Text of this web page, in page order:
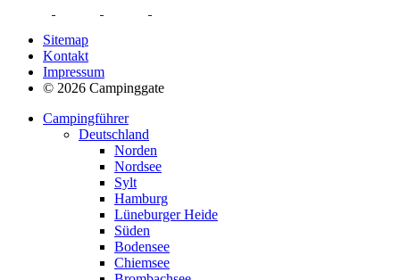
Sitemap
Kontakt
Impressum
© 2026 Campinggate
Campingführer
Deutschland
Norden
Nordsee
Sylt
Hamburg
Lüneburger Heide
Süden
Bodensee
Chiemsee